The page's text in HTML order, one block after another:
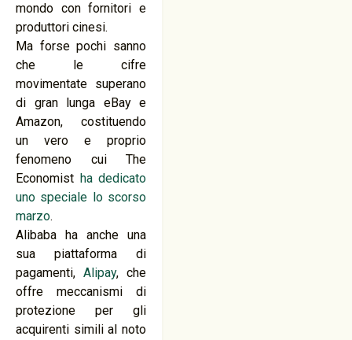
mondo con fornitori e
produttori cinesi.
Ma forse pochi sanno
che le cifre
movimentate superano
di gran lunga eBay e
Amazon, costituendo
un vero e proprio
fenomeno cui The
Economist ha dedicato
uno speciale lo scorso
marzo.
Alibaba ha anche una
sua piattaforma di
pagamenti,Alipay, che
offre meccanismi di
protezione per gli
acquirenti simili al noto